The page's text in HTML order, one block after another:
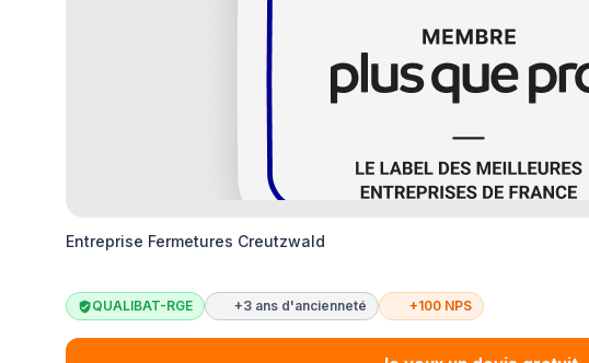
Entreprise Fermetures Creutzwald
QUALIBAT-RGE +3 ans d'ancienneté +100 NPS